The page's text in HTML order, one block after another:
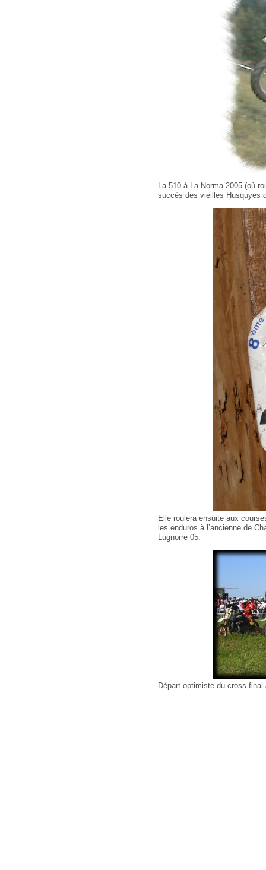
La 510 à La Norma 2005 (où
succès des vieilles Husquyes
Elle roulera ensuite aux
les enduros à l’ancienne de
Lugnorre 05.
Départ optimiste du cross